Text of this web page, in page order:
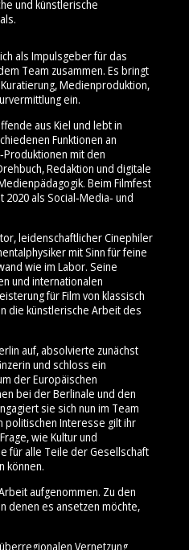
und künstlerische
als Impulsgeber für das
Team zusammen. Es bringt
Medienproduktion,
ein.
aus Kiel und lebt in
Funktionen an
mit den
Redaktion und digitale
Beim Filmfest
als Social‑Media‑ und
leidenschaftlicher Cinephiler
mit Sinn für feine
wie im Labor. Seine
und internationalen
für Film von klassisch
die künstlerische Arbeit des
auf, absolvierte zunächst
und schloss ein
der Europäischen
bei der Berlinale und den
sie sich nun im Team
politischen Interesse gilt ihr
wie Kultur und
für alle Teile der Gesellschaft
können.
aufgenommen. Zu den
denen es ansetzen möchte,
Vernetzung